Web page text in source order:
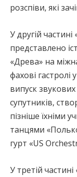
розспіви, які
У другій
представлено
«Древа» на
фахові гастролі
випуск
супутників,
пізніше їхніми
танцями
гурт «US
У третій